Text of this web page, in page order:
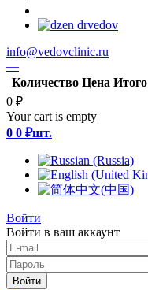
info@vedovclinic.ru
—
Количество Цена Итого
0 ₽
Your cart is empty
0 0 ₽шт.
Войти
Войти в ваш аккаунт
Войти